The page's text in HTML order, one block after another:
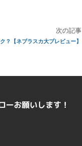
次の記事
？【ネブラスカ大プレビュー】
ーお願いします！